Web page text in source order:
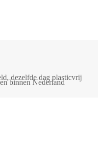
dezelfde dag plasticvrij
binnen Nederland